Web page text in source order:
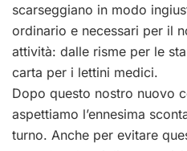
scarseggiano in modo
ordinario e necessari per il
attività: dalle risme per le
carta per i lettini medici.
Dopo questo nostro nuovo
aspettiamo l’ennesima
turno. Anche per evitare